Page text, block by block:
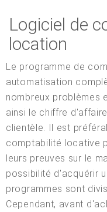
Logiciel de
location
Le programme de
automatisation
nombreux problèmes
ainsi le chiffre
clientèle. Il est
comptabilité locative
leurs preuves sur le
possibilité d'acquérir
programmes sont
Cependant, avant